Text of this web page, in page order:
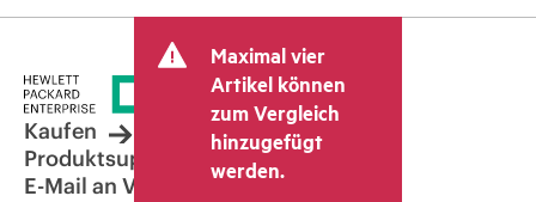
Maximal vier
Artikel können
zum Vergleich
hinzugefügt
werden.
Kaufen
Produktsupport
E-Mail an Vertrieb